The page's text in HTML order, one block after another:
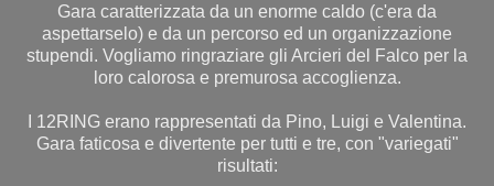
Gara caratterizzata da un enorme caldo (c'era da
aspettarselo) e da un percorso ed un organizzazione
stupendi. Vogliamo ringraziare gli Arcieri del Falco per la
loro calorosa e premurosa accoglienza.
I 12RING erano rappresentati da Pino, Luigi e Valentina.
Gara faticosa e divertente per tutti e tre, con "variegati"
risultati: